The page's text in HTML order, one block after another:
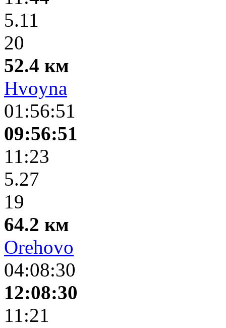
5.11
20
52.4 км
Hvoyna
01:56:51
09:56:51
11:23
5.27
19
64.2 км
Orehovo
04:08:30
12:08:30
11:21